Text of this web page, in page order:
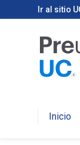
Ir al sitio
Inicio